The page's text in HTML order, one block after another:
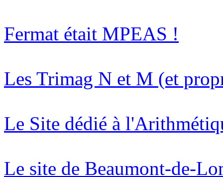
Fermat était MPEAS !
Les Trimag N et M (et
Le Site dédié à
Le site de Beaumont-de-